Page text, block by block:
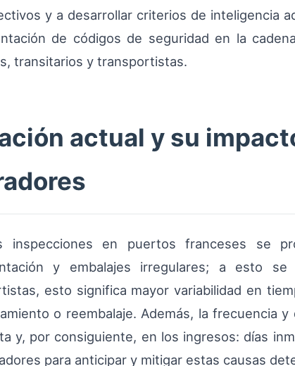
y a desarrollar criterios de inteligencia
de códigos de seguridad en la
transitarios y transportistas.
actual y su
inspecciones en puertos franceses se
y embalajes irregulares; a esto
esto significa mayor variabilidad en
o reembalaje. Además, la frecuencia
y, por consiguiente, en los ingresos: días
para anticipar y mitigar estas causas